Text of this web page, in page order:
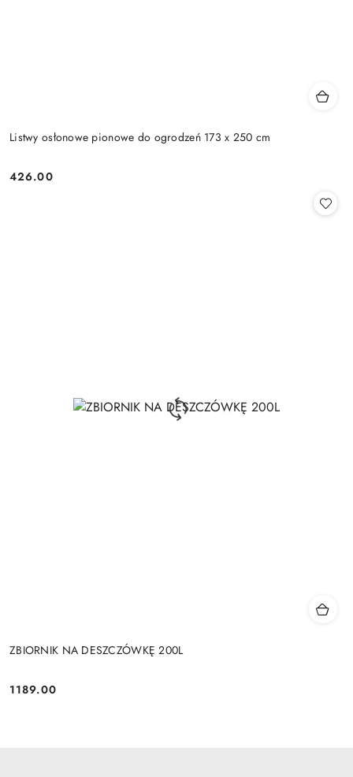
Listwy osłonowe pionowe do ogrodzeń 173 x 250 cm
Cena:
426.00
ZBIORNIK NA DESZCZÓWKĘ 200L
Cena:
1189.00